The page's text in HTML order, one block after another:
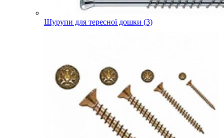
Шурупи для тересної дошки (3)